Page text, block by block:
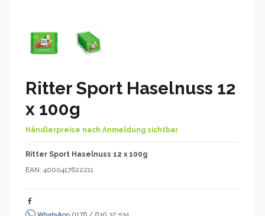
Ritter Sport Haselnuss 12
x 100g
Händlerpreise nach Anmeldung sichtbar
Ritter Sport Haselnuss 12 x 100g
EAN: 4000417622211
0176 / 630 32 534